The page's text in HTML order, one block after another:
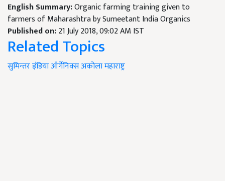
English Summary:Organic farming training given to
farmers of Maharashtra by Sumeetant India Organics
Published on:21 July 2018, 09:02 AM IST
Related Topics
सुमिन्तर इंडिया ऑर्गेनिक्सअकोलामहाराष्ट्र